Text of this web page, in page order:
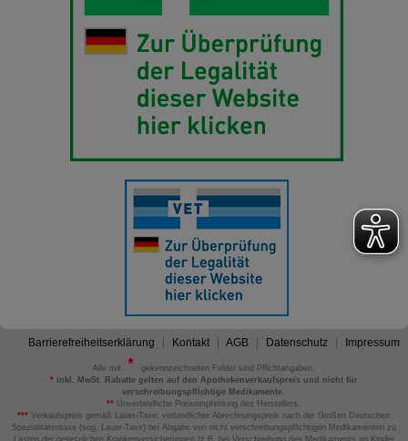
Barrierefreiheitserklärung Kontakt AGB Datenschutz Impressum
Alle mit
gekennzeichneten Felder sind Pflichtangaben.
*inkl. MwSt. Rabatte gelten auf den Apothekenverkaufspreis und nicht für
verschreibungspflichtige Medikamente.
** Unverbindliche Preisempfehlung des Herstellers.
*** Verkaufspreis gemäß Lauer-Taxe; verbindlicher Abrechnungspreis nach der Großen Deutschen
Spezialitätentaxe (sog. Lauer-Taxe) bei Abgabe von nicht verschreibungspflichtigen Medikamenten zu
Lasten der gesetzlichen Krankenversicherungen (z.B. bei Verschreibung des Medikaments an Kinder